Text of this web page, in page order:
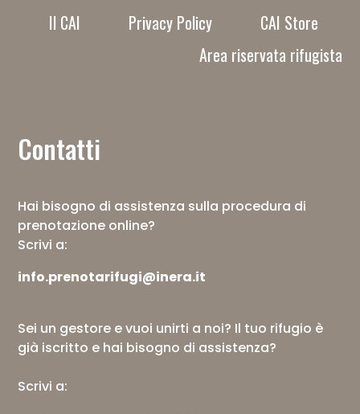
Il CAI Privacy Policy
CAI Store
Area riservata rifugista
Contatti
Hai bisogno di assistenza sulla procedura di
prenotazione online?
Scrivi a:
info.prenotarifugi@inera.it
Sei un gestore e vuoi unirti a noi? Il tuo rifugio è
già iscritto e hai bisogno di assistenza?
Scrivi a: